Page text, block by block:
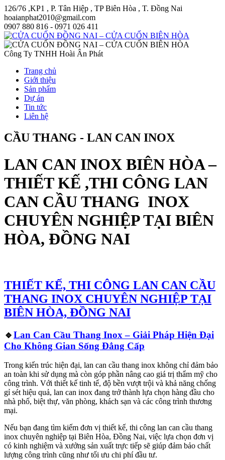
126/76 ,KP1 , P. Tân Hiệp , TP Biên Hòa , T. Đồng Nai
hoaianphat2010@gmail.com
0907 880 816 - 0971 026 411
Công Ty TNHH Hoài Ân Phát
Trang chủ
Giới thiệu
Sản phẩm
Dự án
Tin tức
Liên hệ
CẦU THANG - LAN CAN INOX
LAN CAN INOX BIÊN HÒA –
THIẾT KẾ ,THI CÔNG LAN
CAN CẦU THANG INOX
CHUYÊN NGHIỆP TẠI BIÊN
HÒA, ĐỒNG NAI
THIẾT KẾ, THI CÔNG LAN CAN CẦU
THANG INOX CHUYÊN NGHIỆP TẠI
BIÊN HÒA, ĐỒNG NAI
🔹Lan Can Cầu Thang Inox – Giải Pháp Hiện Đại
Cho Không Gian Sống Đẳng Cấp
Trong kiến trúc hiện đại, lan can cầu thang inox không chỉ đảm bảo
an toàn khi sử dụng mà còn góp phần nâng cao giá trị thẩm mỹ cho
công trình. Với thiết kế tinh tế, độ bền vượt trội và khả năng chống
gỉ sét hiệu quả, lan can inox đang trở thành lựa chọn hàng đầu cho
nhà phố, biệt thự, văn phòng, khách sạn và các công trình thương
mại.
Nếu bạn đang tìm kiếm đơn vị thiết kế, thi công lan can cầu thang
inox chuyên nghiệp tại Biên Hòa, Đồng Nai, việc lựa chọn đơn vị
có kinh nghiệm và xưởng sản xuất trực tiếp sẽ giúp đảm bảo chất
lượng công trình cũng như tối ưu chi phí đầu tư.